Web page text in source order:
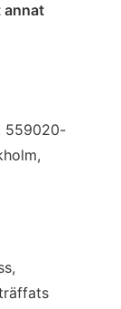
annat
559020-